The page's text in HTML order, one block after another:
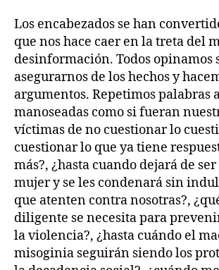
Los encabezados se han
que nos hace caer en la treta del
desinformación. Todos opinamos
asegurarnos de los hechos y
argumentos. Repetimos palabras
manoseadas como si fueran
víctimas de no cuestionar lo
cuestionar lo que ya tiene
más?, ¿hasta cuando dejará de
mujer y se les condenará sin
que atenten contra nosotras?,
diligente se necesita para
la violencia?, ¿hasta cuándo el
misoginia seguirán siendo los